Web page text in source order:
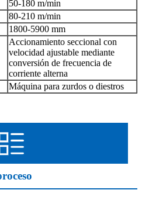
50-180 m/min
80-210 m/min
1800-5900 mm
Accionamiento seccional con
velocidad ajustable mediante
conversión de frecuencia de
corriente alterna
Máquina para zurdos o diestros